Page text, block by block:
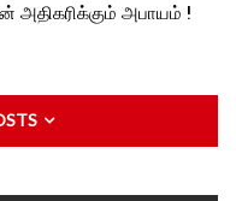
அதிகரிக்கும் அபாயம் !